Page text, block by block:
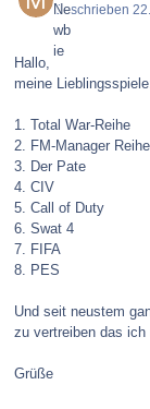
Geschrieben
Hallo,
meine
1. Total War-Reihe
2. FM-Manager Reihe
3. Der Pate
4. CIV
5. Call of Duty
6. Swat 4
7. FIFA
8. PES
Und seit neustem
zu vertreiben das ich
Grüße